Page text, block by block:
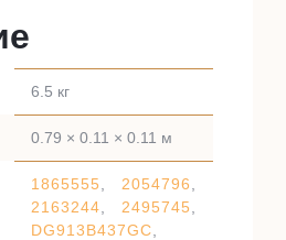
6.5 кг
0.79 × 0.11 × 0.11 м
1865555 2054796
2163244
2495745
DG913B437GC